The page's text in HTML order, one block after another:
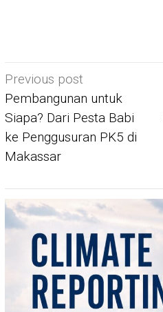
Post
navigation
Previous post
Pembangunan untuk
Siapa? Dari Pesta Babi
ke Penggusuran PK5 di
Makassar